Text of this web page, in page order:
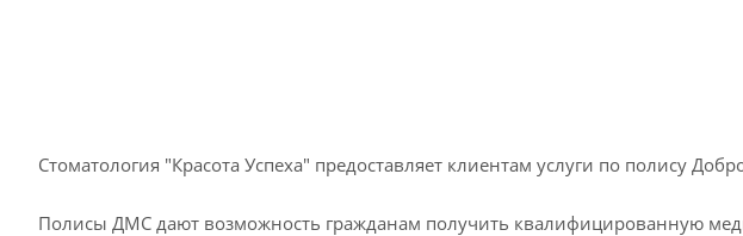
Стоматология "Красота Успеха" предоставляет клиентам услуги по полису
Полисы ДМС дают возможность гражданам получить квалифицированную